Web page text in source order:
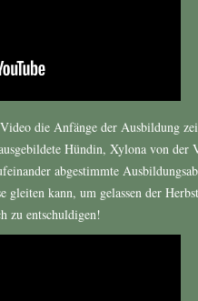
die Anfänge der Ausbildung
Hündin, Xylona von der
abgestimmte
gleiten kann, um gelassen der
zu entschuldigen!